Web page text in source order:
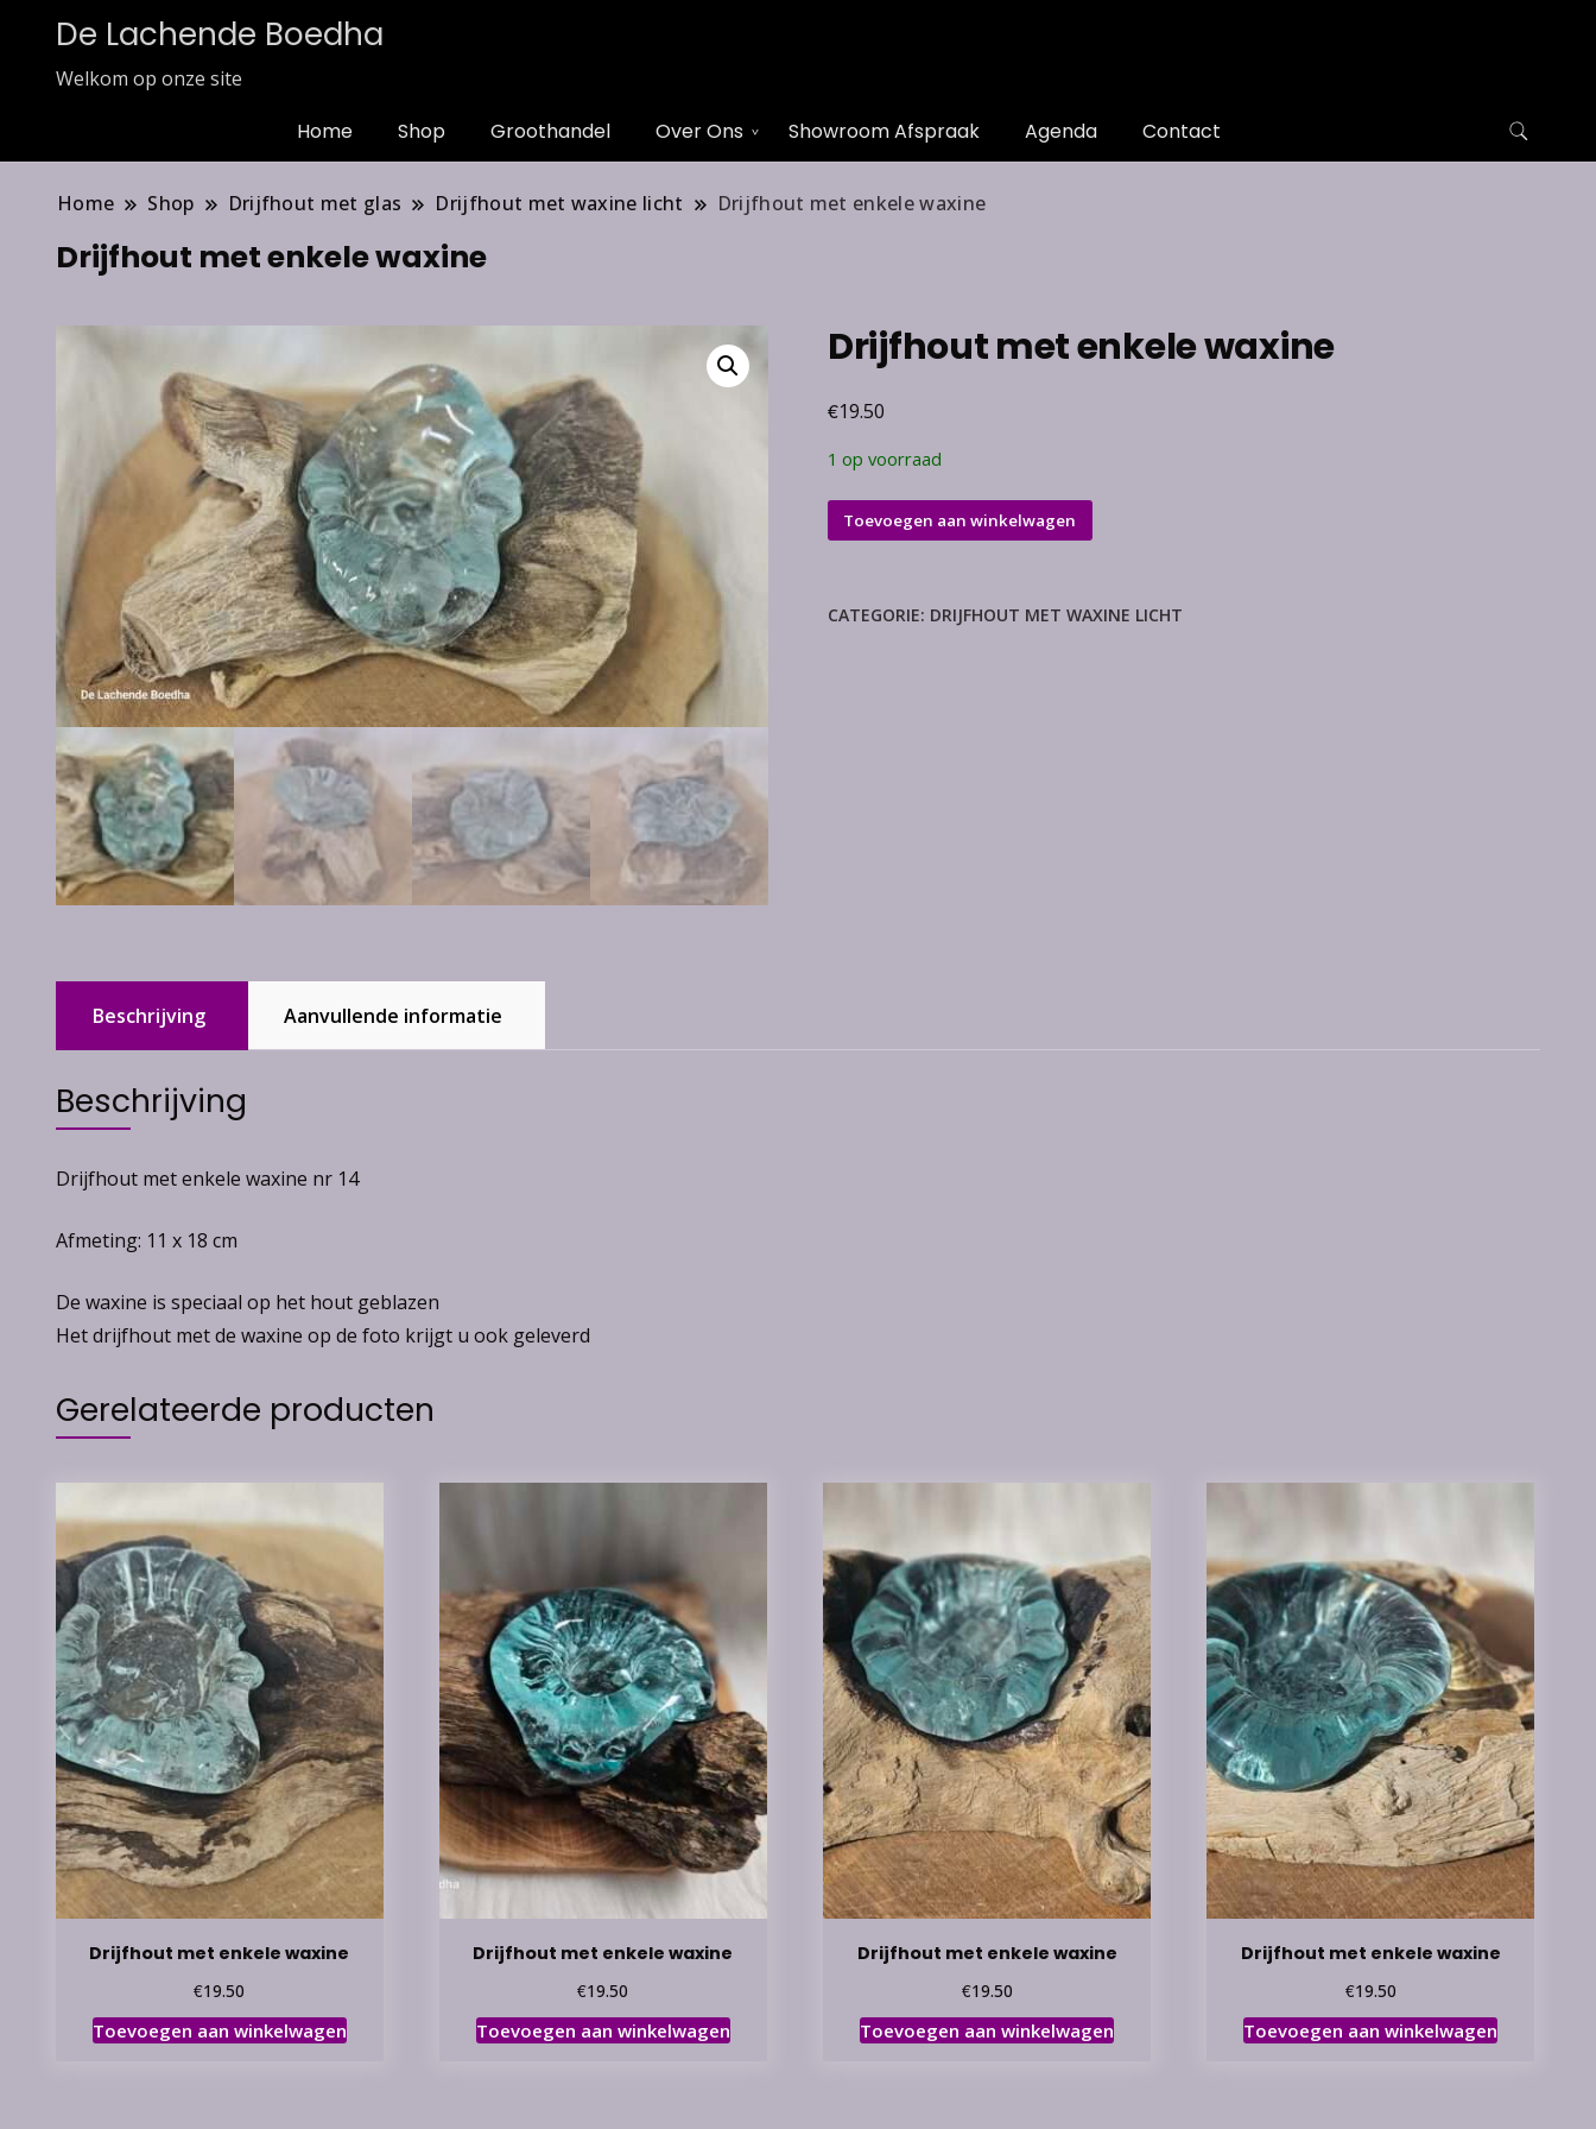
De Lachende Boedha
Welkom op onze site
Home Shop Groothandel Over Ons Showroom Afspraak Agenda Contact
Home Shop Drijfhout met glas Drijfhout met waxine licht Drijfhout met enkele waxine
Drijfhout met enkele waxine
Drijfhout met enkele waxine
€19.50
1 op voorraad
Drijfhout
met
aantal
Toevoegen aan winkelwagen
CATEGORIE: DRIJFHOUT MET WAXINE LICHT
Beschrijving Aanvullende informatie
Beschrijving
Drijfhout met enkele waxine nr 14
Afmeting: 11 x 18 cm
De waxine is speciaal op het hout geblazen
Het drijfhout met de waxine op de foto krijgt u ook geleverd
Gerelateerde producten
Drijfhout met enkele waxine
€19.50
Toevoegen aan winkelwagen
Drijfhout met enkele waxine
€19.50
Toevoegen aan winkelwagen
Drijfhout met enkele waxine
€19.50
Toevoegen aan winkelwagen
Drijfhout met enkele waxine
€19.50
Toevoegen aan winkelwagen